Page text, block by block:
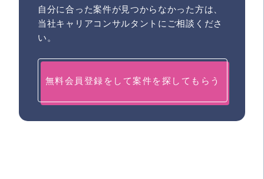
自分に合った案件が見つからなかった方は、
当社キャリアコンサルタントにご相談くださ
い。
無料会員登録をして案件を探してもらう